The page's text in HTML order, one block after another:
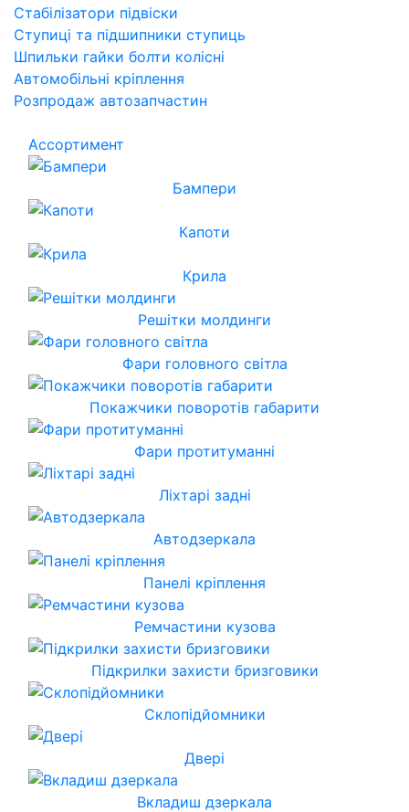
Стабілізатори підвіски
Ступиці та підшипники ступиць
Шпильки гайки болти колісні
Автомобільні кріплення
Розпродаж автозапчастин
Ассортимент
Бампери
Капоти
Крила
Решітки молдинги
Фари головного світла
Покажчики поворотів габарити
Фари протитуманні
Ліхтарі задні
Автодзеркала
Панелі кріплення
Ремчастини кузова
Підкрилки захисти бризговики
Склопідйомники
Двері
Вкладиш дзеркала